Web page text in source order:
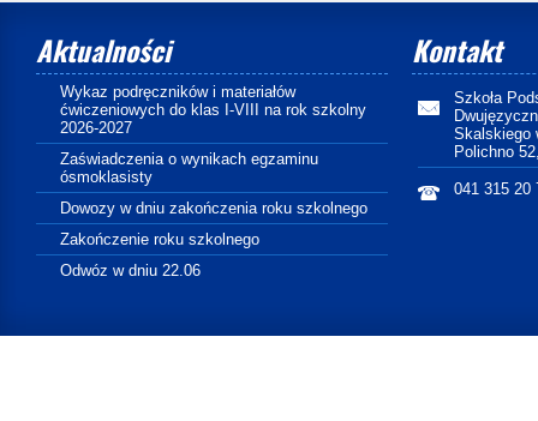
Aktualności
Wykaz podręczników i materiałów
ćwiczeniowych do klas I-VIII na rok szkolny
2026-2027
Zaświadczenia o wynikach egzaminu
ósmoklasisty
Dowozy w dniu zakończenia roku szkolnego
Zakończenie roku szkolnego
Odwóz w dniu 22.06
Kontakt
Szkoła
Skalskiego
Polichno
041 315 20